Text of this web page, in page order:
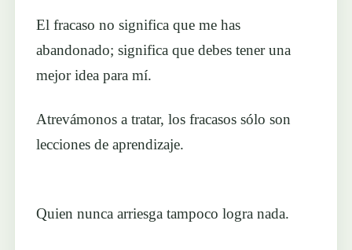
El fracaso no significa que me has
abandonado; significa que debes tener una
mejor idea para mí.
Atrevámonos a tratar, los fracasos sólo son
lecciones de aprendizaje.
Quien nunca arriesga tampoco logra nada.